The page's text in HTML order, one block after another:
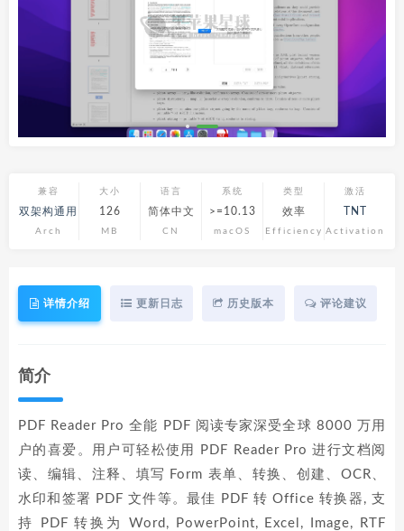
兼容
双架构通用
Arch
大小
126
MB
语言
简体中文
CN
系统
>=10.13
macOS
类型
效率
Efficiency
激活
TNT
Activation
详情介绍 更新日志 历史版本 评论建议
简介
PDF Reader Pro 全能 PDF 阅读专家深受全球 8000 万用
户的喜爱。用户可轻松使用 PDF Reader Pro 进行文档阅
读、编辑、注释、填写 Form 表单、转换、创建、OCR、
水印和签署 PDF 文件等。最佳 PDF 转 Office 转换器, 支
持 PDF 转换为 Word, PowerPoint, Excel, Image, RTF